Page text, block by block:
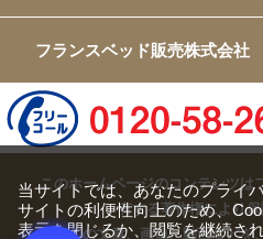
フランスベッド販売株式会社
このホームページのコンテンツは
有する著作権により保
すべての文章、画像、動画などを
当サイトでは、あなたのプライ
サイトの利便性向上のため、
表示を閉じるか、閲覧を継続さ